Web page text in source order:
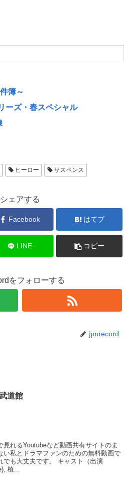
簿～
ーズ・春スペシャル
ヒーロー サスペンス
シェアする
Facebook はてブ
LINE コピー
をフォローする
jpnrecord
道館
れるYoutubeなど動画共有サイトのま
い私とドラマファンのための無料動画で
でも大丈夫です。 キャスト（出演
植...